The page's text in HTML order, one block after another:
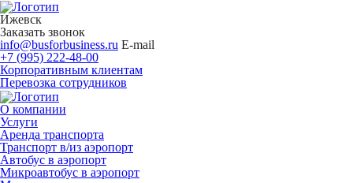
Ижевск
Заказать звонок
info@busforbusiness.ru E-mail
+7 (995) 222-48-00
Корпоративным клиентам
Перевозка сотрудников
О компании
Услуги
Аренда транспорта
Транспорт в/из аэропорт
Автобус в аэропорт
Микроавтобус в аэропорт